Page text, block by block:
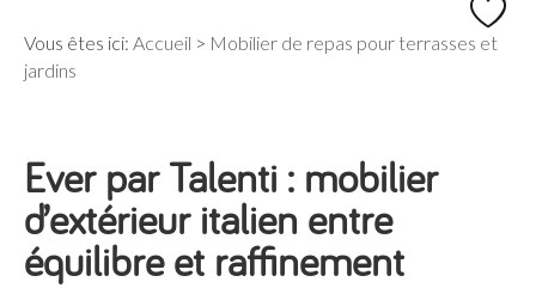
Vous êtes ici: Accueil > Mobilier de repas pour terrasses et
jardins
Ever par Talenti : mobilier
d’extérieur italien entre
équilibre et raffinement